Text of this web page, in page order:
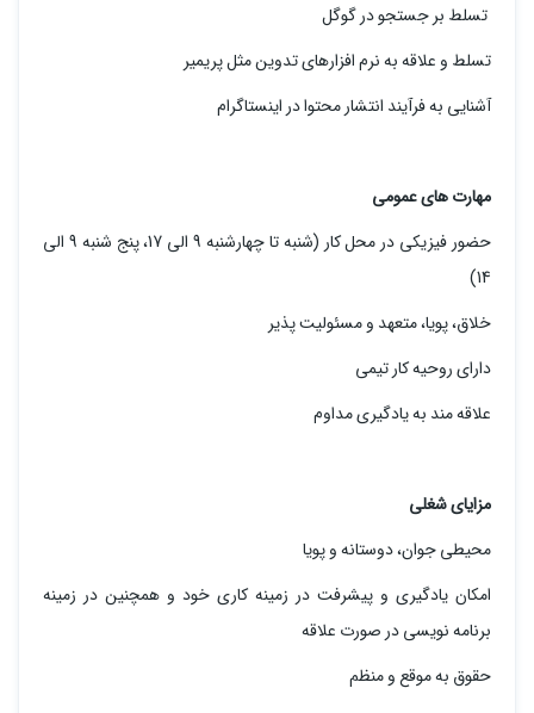
تسلط بر جستجو در گوگل
تسلط و علاقه به نرم افزارهای تدوین مثل پریمیر
آشنایی به فرآیند انتشار محتوا در اینستاگرام
مهارت های عمومی
حضور فیزیکی در محل کار (شنبه تا چهارشنبه 9 الی 17، پنج شنبه 9 الی
14)
خلاق، پویا، متعهد و مسئولیت پذیر
دارای روحیه کار تیمی
علاقه مند به یادگیری مداوم
مزایای شغلی
محیطی جوان، دوستانه و پویا
امکان یادگیری و پیشرفت در زمینه کاری خود و همچنین در زمینه
برنامه نویسی در صورت علاقه
حقوق به موقع و منظم